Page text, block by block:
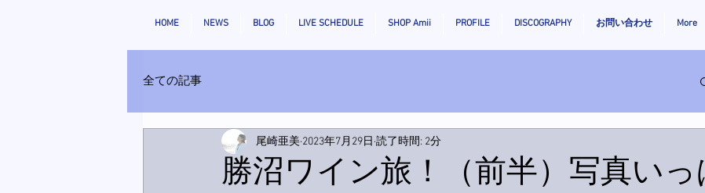
HOME NEWS BLOG LIVE SCHEDULE SHOP Amii PROFILE DISCOGRAPHY お問い合わせ More
全ての記事
勝沼ワイン旅！（前半）写真いっ
尾崎亜美 2023年7月29日 読了時間: 2分